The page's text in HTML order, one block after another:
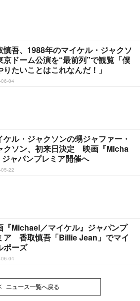
慎吾、1988年のマイケル・ジャクソ
京ドーム公演を“最前列”で観覧「僕
りたいことはこれなんだ！」
04
ケル・ジャクソンの甥ジャファー・
クソン、初来日決定 映画『Micha
ャパンプレミア開催へ
22
『Michael／マイケル』ジャパンプ
ア 香取慎吾「Billie Jean」でマイ
ポーズ
04
ニュース一覧へ戻る